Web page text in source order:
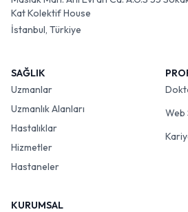
Kat Kolektif House
İstanbul, Türkiye
SAĞLIK
Uzmanlar
Uzmanlık Alanları
Hastalıklar
Hizmetler
Hastaneler
Web
KURUMSAL